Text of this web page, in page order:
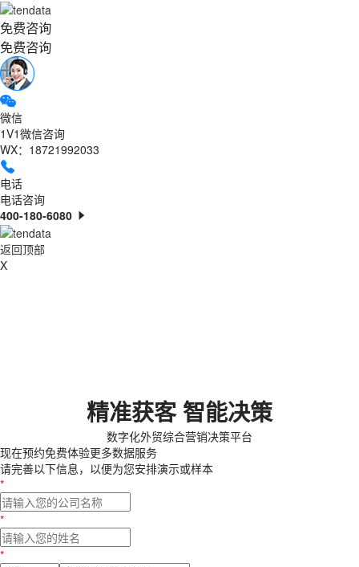
免费咨询
免费咨询
微信
1V1微信咨询
WX：18721992033
电话
电话咨询
400-180-6080
返回顶部
X
精准获客 智能决策
数字化外贸综合营销决策平台
现在预约免费体验更多数据服务
请完善以下信息，以便为您安排演示或样本
*
*
*